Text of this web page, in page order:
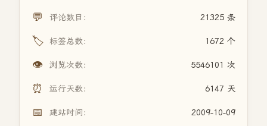
💬 评论数目： 21325 条
🏷️ 标签总数： 1672 个
👁️ 浏览次数： 5546101 次
⏰ 运行天数： 6147 天
📅 建站时间： 2009-10-09